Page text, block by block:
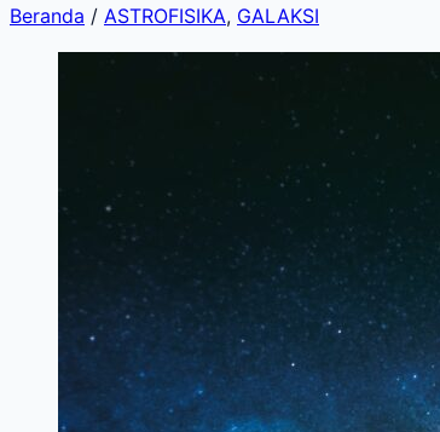
Beranda / ASTROFISIKA, GALAKSI